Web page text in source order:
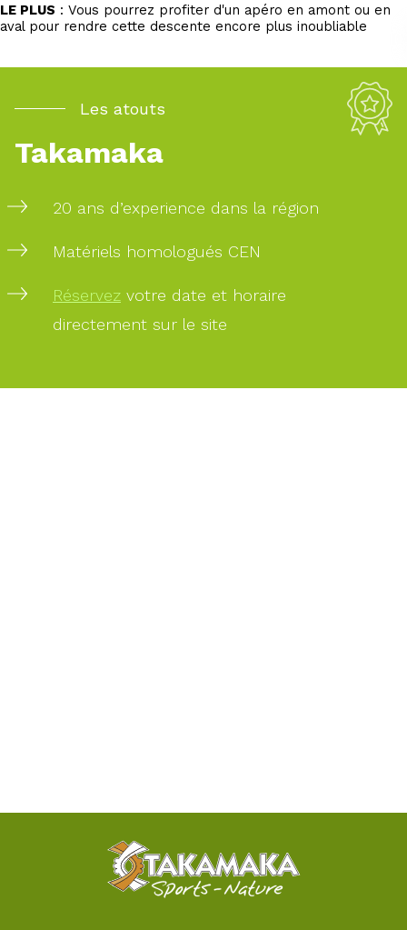
LE PLUS : Vous pourrez profiter d'un apéro en amont ou en
aval pour rendre cette descente encore plus inoubliable
Les atouts
Takamaka
20 ans d’experience dans la région
Matériels homologués CEN
Réservez votre date et horaire
directement sur le site
PAIEMENT
PAIEMENT
CARTE
BANCAIRE